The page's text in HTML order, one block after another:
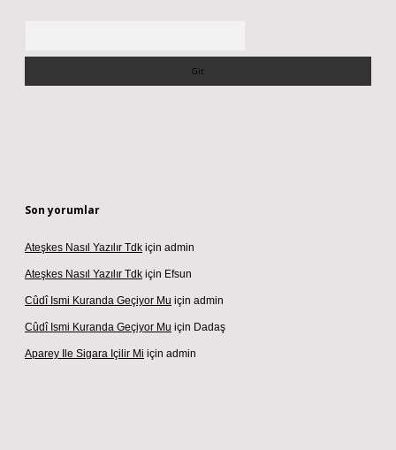
Son yorumlar
Ateşkes Nasıl Yazılır Tdk için admin
Ateşkes Nasıl Yazılır Tdk için Efsun
Cûdî Ismi Kuranda Geçiyor Mu için admin
Cûdî Ismi Kuranda Geçiyor Mu için Dadaş
Aparey Ile Sigara Içilir Mi için admin